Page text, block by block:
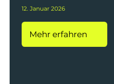
12. Januar 2026
Mehr erfahren